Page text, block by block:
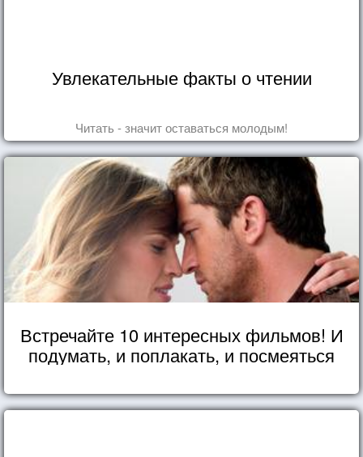
Увлекательные факты о чтении
Читать - значит оставаться молодым!
Встречайте 10 интересных фильмов! И
подумать, и поплакать, и посмеяться